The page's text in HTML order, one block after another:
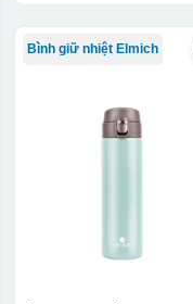
Bình giữ nhiệt Elmich